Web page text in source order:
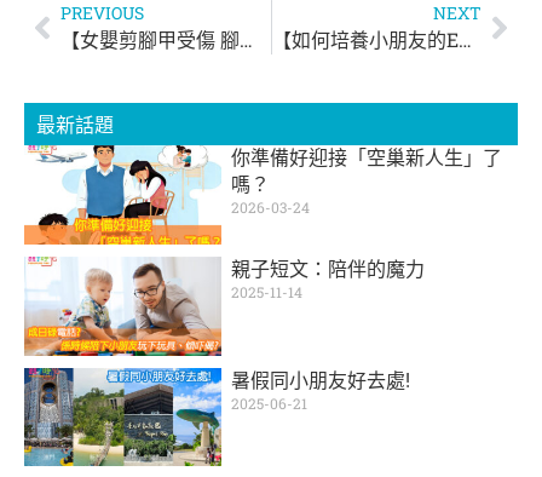
PREVIOUS
【女嬰剪腳甲受傷 腳趾壞死險截趾！】
NEXT
【如何培養小朋友的EQ？】
最新話題
你準備好迎接「空巢新人生」了
嗎？
2026-03-24
親子短文：陪伴的魔力
2025-11-14
暑假同小朋友好去處!
2025-06-21